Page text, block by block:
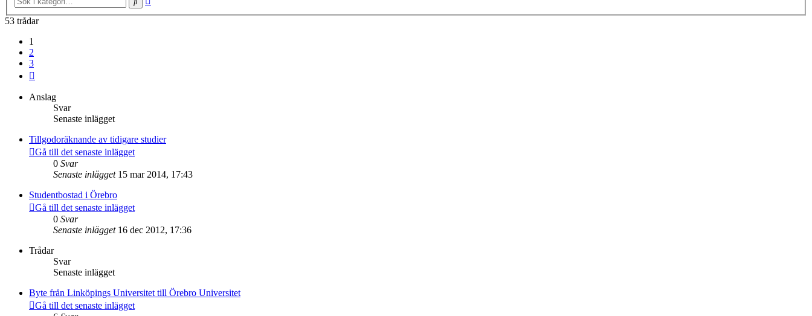
53 trådar
1
2
3
Anslag
Svar
Senaste inlägget
Tillgodoräknande av tidigare studier
Gå till det senaste inlägget
0 Svar
Senaste inlägget 15 mar 2014, 17:43
Studentbostad i Örebro
Gå till det senaste inlägget
0 Svar
Senaste inlägget 16 dec 2012, 17:36
Trådar
Svar
Senaste inlägget
Byte från Linköpings Universitet till Örebro Universitet
Gå till det senaste inlägget